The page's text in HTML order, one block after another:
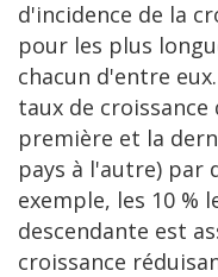
d'incidence de la
pour les plus
chacun d'entre
taux de
première et la
pays à l'autre) par
exemple, les 10 %
descendante est
croissance